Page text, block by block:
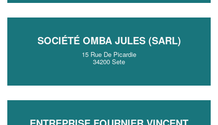
SOCIÉTÉ OMBA JULES (SARL)
15 Rue De Picardie
34200 Sete